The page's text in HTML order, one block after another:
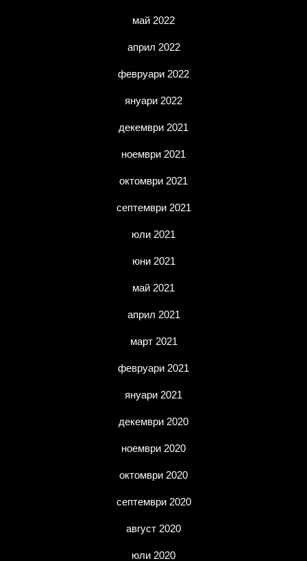
май 2022
април 2022
февруари 2022
януари 2022
декември 2021
ноември 2021
октомври 2021
септември 2021
юли 2021
юни 2021
май 2021
април 2021
март 2021
февруари 2021
януари 2021
декември 2020
ноември 2020
октомври 2020
септември 2020
август 2020
юли 2020